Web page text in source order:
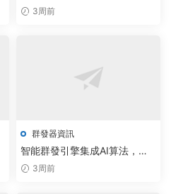
與私信方案實現300%客戶觸達
3周前
群發器資訊
智能群發引擎集成AI算法，批
量加群效率提升300%
3周前